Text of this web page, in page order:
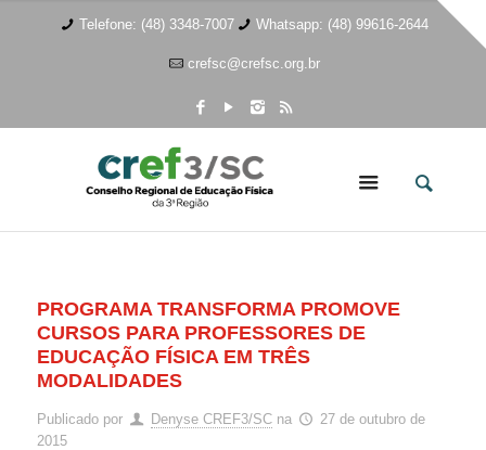
Telefone: (48) 3348-7007 Whatsapp: (48) 99616-2644
crefsc@crefsc.org.br
PROGRAMA TRANSFORMA PROMOVE
CURSOS PARA PROFESSORES DE
EDUCAÇÃO FÍSICA EM TRÊS
MODALIDADES
Publicado por Denyse CREF3/SC na
27 de outubro de
2015